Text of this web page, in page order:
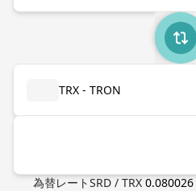
TRX - TRON
為替レートSRD/ TRX 0.080026